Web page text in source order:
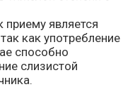
является
как употребление
способно
слизистой